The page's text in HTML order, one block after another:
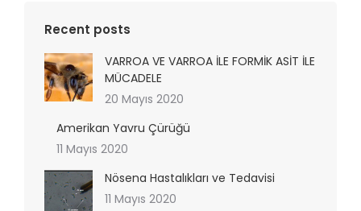
Recent posts
VARROA VE VARROA İLE FORMİK ASİT İLE
MÜCADELE
20 Mayıs 2020
Amerikan Yavru Çürüğü
11 Mayıs 2020
Nösena Hastalıkları ve Tedavisi
11 Mayıs 2020